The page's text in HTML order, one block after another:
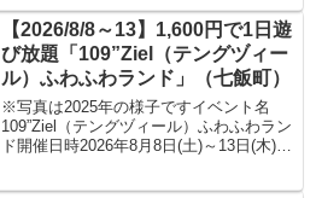
【2026/8/8～13】1,600円で1日遊
び放題「109”Ziel（テングヅィー
ル）ふわふわランド」（七飯町）
※写真は2025年の様子ですイベント名
109”Ziel（テングヅィール）ふわふわラン
ド開催日時2026年8月8日(土)～13日(木)